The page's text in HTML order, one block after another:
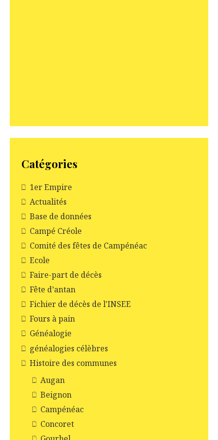
Catégories
1er Empire
Actualités
Base de données
Campé Créole
Comité des fêtes de Campénéac
Ecole
Faire-part de décès
Fête d’antan
Fichier de décès de l'INSEE
Fours à pain
Généalogie
généalogies célèbres
Histoire des communes
Augan
Beignon
Campénéac
Concoret